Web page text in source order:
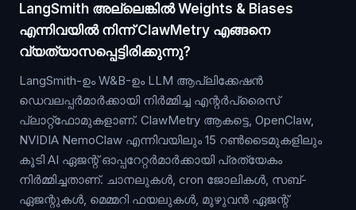
LangSmith അല്ലെങ്കിൽ Weights & Biases
എന്നിവയിൽ നിന്ന് ClawMetry എങ്ങനെ
വ്യത്യാസപ്പെട്ടിരിക്കുന്നു?
LangSmith-ഉം W&B-ഉം LLM ആപ്ലിക്കേഷൻ
ഡെവലപ്പർമാർക്കായി നിർമ്മിച്ച എന്റർപ്രൈസ്
പ്ലാറ്റ്ഫോമുകളാണ്. ClawMetry ആകട്ടെ, OpenClaw,
NVIDIA NemoClaw എന്നിവയിലും 15 റൺടൈമുകളിലും
കൂടി AI ഏജന്റ് ഓപ്പറേറ്റർമാർക്കായി പ്രത്യേകം
നിർമ്മിച്ചതാണ്. ചാനലുകൾ, cron ജോലികൾ, സബ്-
ഏജന്റുകൾ, മെമ്മറി ഫയലുകൾ, മുഴുവൻ ഏജന്റ്